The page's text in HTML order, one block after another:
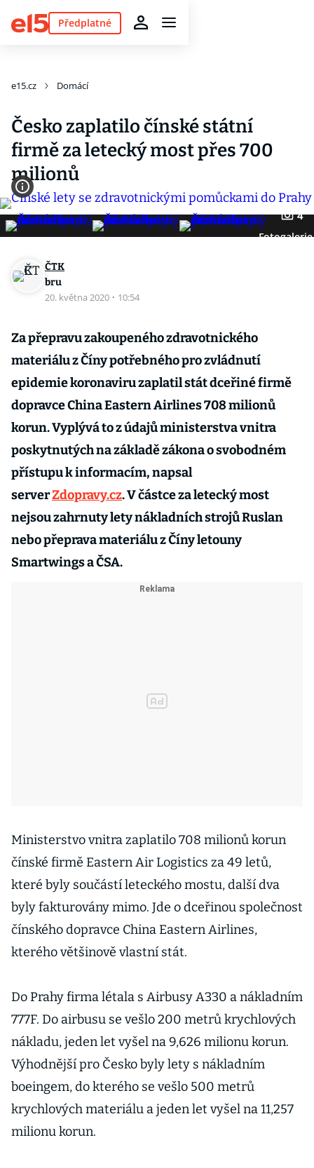
Předplatné
e15.cz Domácí
Česko zaplatilo čínské státní
firmě za letecký most přes 700
milionů
4
Fotogalerie
ČTK
bru
20. května 2020 · 10:54
Za přepravu zakoupeného zdravotnického
materiálu z Číny potřebného pro zvládnutí
epidemie koronaviru zaplatil stát dceřiné firmě
dopravce China Eastern Airlines 708 milionů
korun. Vyplývá to z údajů ministerstva vnitra
poskytnutých na základě zákona o svobodném
přístupu k informacím, napsal
serverZdopravy.cz. V částce za letecký most
nejsou zahrnuty lety nákladních strojů Ruslan
nebo přeprava materiálu z Číny letouny
Smartwings a ČSA.
Ministerstvo vnitra zaplatilo 708 milionů korun
čínské firmě Eastern Air Logistics za 49 letů,
které byly součástí leteckého mostu, další dva
byly fakturovány mimo. Jde o dceřinou společnost
čínského dopravce China Eastern Airlines,
kterého většinově vlastní stát.
Do Prahy firma létala s Airbusy A330 a nákladním
777F. Do airbusu se vešlo 200 metrů krychlových
nákladu, jeden let vyšel na 9,626 milionu korun.
Výhodnější pro Česko byly lety s nákladním
boeingem, do kterého se vešlo 500 metrů
krychlových materiálu a jeden let vyšel na 11,257
milionu korun.